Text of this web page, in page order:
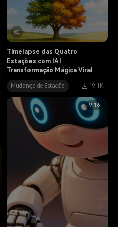
Timelapse das Quatro
Estações com IA!
Transformação Mágica Viral
Mudança de Estação 19.1K
9:16